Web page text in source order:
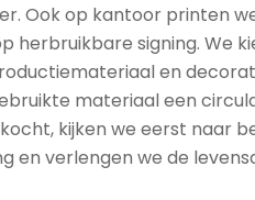
Ook op kantoor printen
herbruikbare signing. We
en
materiaal een
kijken we eerst naar
en verlengen we de